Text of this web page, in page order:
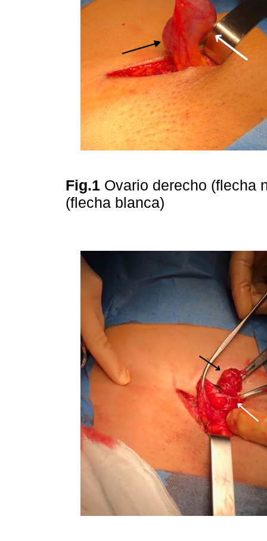
Fig.1 Ovario derecho (flecha
(flecha blanca)